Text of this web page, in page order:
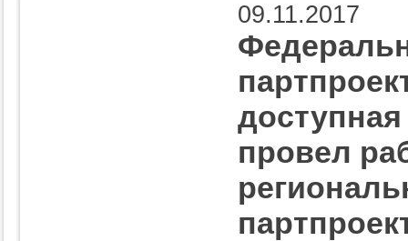
09.11.2017
провел